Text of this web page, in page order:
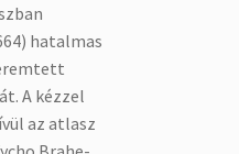
hatalmas
A kézzel
az atlasz